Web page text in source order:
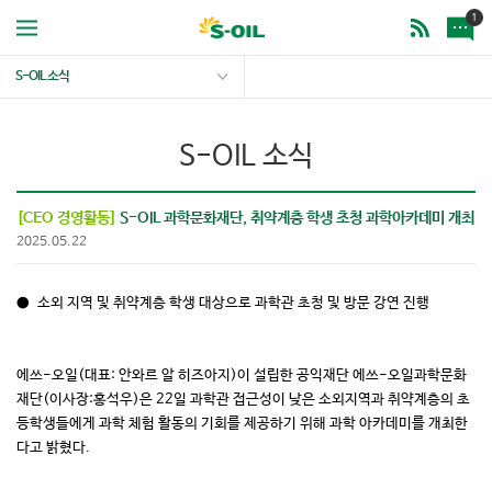
1
S-OIL 소식
S-OIL 소식
[CEO 경영활동] S-OIL 과학문화재단, 취약계층 학생 초청 과학아카데미 개최
2025.05.22
● 소외 지역 및 취약계층 학생 대상으로 과학관 초청 및 방문 강연 진행
에쓰-오일(대표: 안와르 알 히즈아지)이 설립한 공익재단 에쓰-오일과학문화
재단(이사장:홍석우)은 22일 과학관 접근성이 낮은 소외지역과 취약계층의 초
등학생들에게 과학 체험 활동의 기회를 제공하기 위해 과학 아카데미를 개최한
다고 밝혔다.